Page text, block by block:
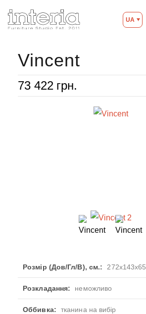
UA
Vincent
73 422грн.
Розмір (Дов/Гл/В), см.: 272x143x65
Розкладання: неможливо
Оббивка: тканина на вибір